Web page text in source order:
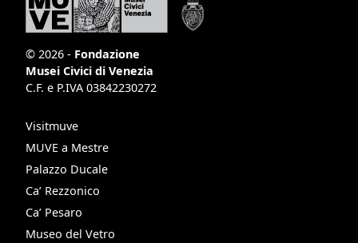
© 2026 - Fondazione
Musei Civici di Venezia
C.F. e P.IVA 03842230272
Visitmuve
MUVE a Mestre
Palazzo Ducale
Ca’ Rezzonico
Ca’ Pesaro
Museo del Vetro